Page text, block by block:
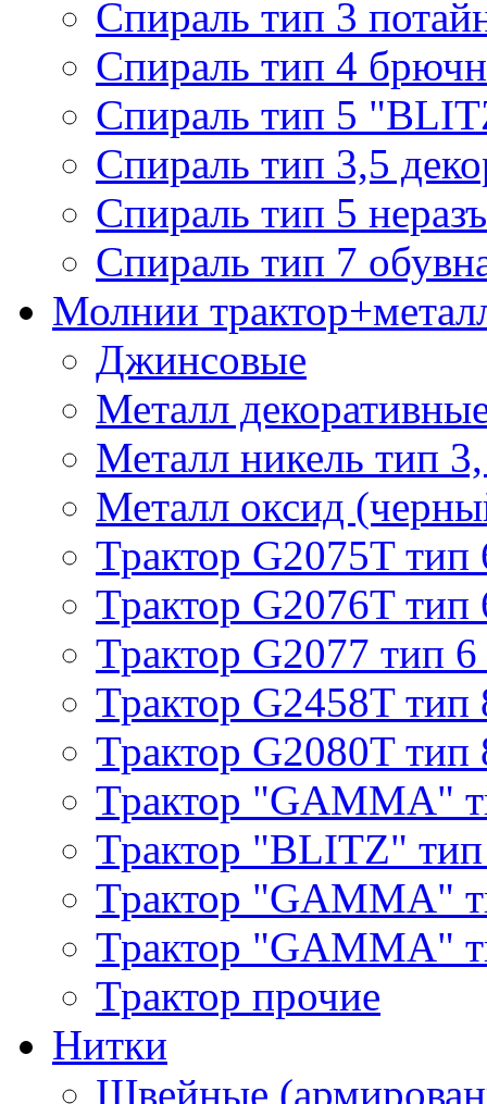
Спираль тип 3
Спираль тип 4
Спираль тип 5
Спираль тип 3,5
Спираль тип 5
Спираль тип 7
Молнии
Джинсовые
Металл
Металл никель тип
Металл оксид
Трактор G2075T тип
Трактор G2076T тип
Трактор G2077 тип 6
Трактор G2458T тип
Трактор G2080T тип
Трактор "GAMMA"
Трактор "BLITZ"
Трактор "GAMMA"
Трактор "GAMMA"
Трактор прочие
Нитки
Швейные